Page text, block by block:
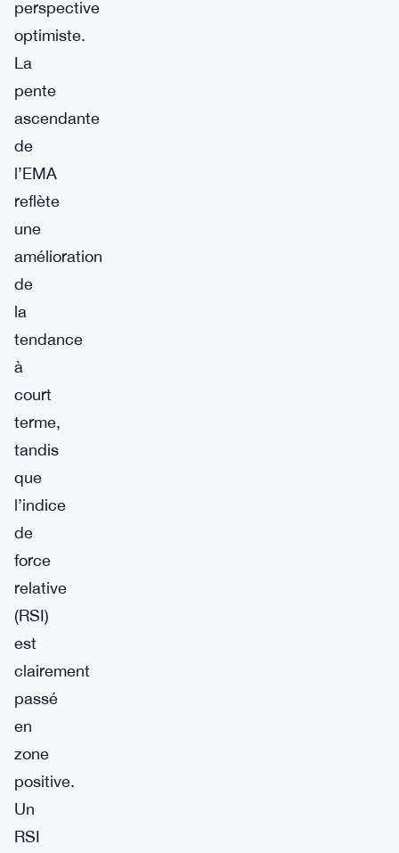
perspective
optimiste.
La
pente
ascendante
de
l’EMA
reflète
une
amélioration
de
la
tendance
à
court
terme,
tandis
que
l’indice
de
force
relative
(RSI)
est
clairement
passé
en
zone
positive.
Un
RSI